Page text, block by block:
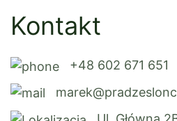
Kontakt
+48 602 671 651